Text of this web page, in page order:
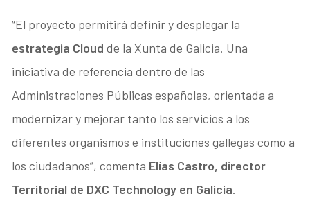
“El proyecto permitirá definir y desplegar la
estrategia Cloud de la Xunta de Galicia. Una
iniciativa de referencia dentro de las
Administraciones Públicas españolas, orientada a
modernizar y mejorar tanto los servicios a los
diferentes organismos e instituciones gallegas como a
los ciudadanos”, comenta Elías Castro, director
Territorial de DXC Technology en Galicia.